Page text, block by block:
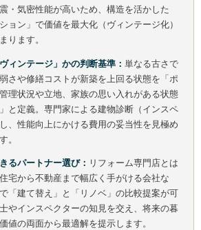
・気密性能が高いため、構造を活かした
ョン」で価値を最大化（ヴィンテージ化）
ります。
ィンテージ」かの判断基準：単なる古さで
さや修繕コストが新築を上回る状態を「ポ
理状況や立地、家族の思い入れがある状態
と定義。専門家による建物診断（インスペ
、性能向上にかける費用の妥当性を見極め
。
るパートナー選び： リフォーム専門店とは
宅から不動産まで幅広く手がける会社な
「建て替え」と「リノベ」の比較提案が可
やインスペクターの知見を交え、将来の暮
値の両面から最適解を提示します。